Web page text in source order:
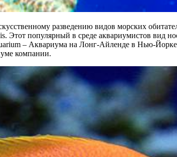
разведению видов морских
Этот популярный в среде аквариумистов вид
– Аквариума на Лонг-Айленде в Нью-
компании.